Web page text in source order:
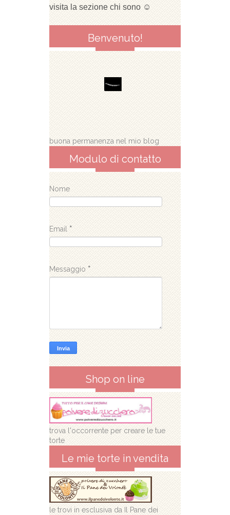
visita la sezione chi sono ☺
Benvenuto!
buona permanenza nel mio blog
Modulo di contatto
Nome
Email *
Messaggio *
Shop on line
trova l'occorrente per creare le tue
torte
Le mie torte in vendita
le trovi in esclusiva da Il Pane dei